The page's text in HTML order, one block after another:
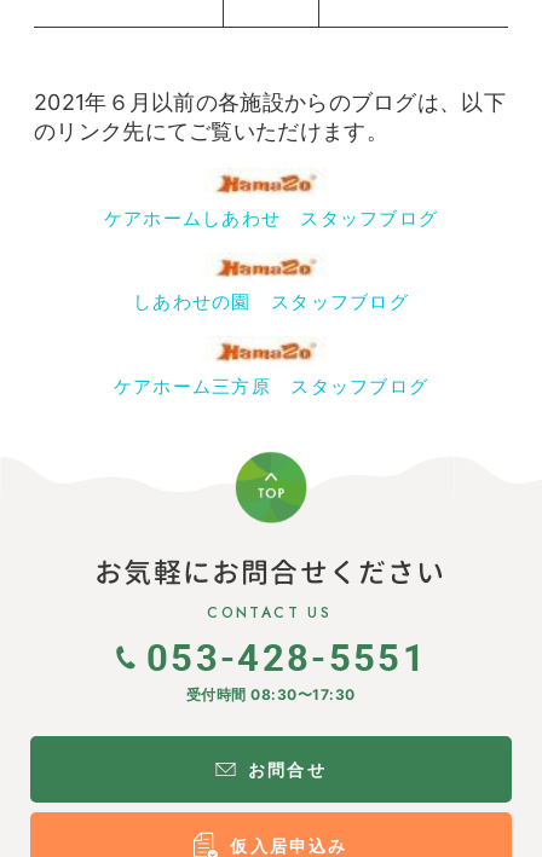
2021年６月以前の各施設からのブログは、以下
のリンク先にてご覧いただけます。
ケアホームしあわせ スタッフブログ
しあわせの園 スタッフブログ
ケアホーム三方原 スタッフブログ
お気軽にお問合せください
CONTACT US
053-428-5551
受付時間 08:30〜17:30
お問合せ
仮入居申込み